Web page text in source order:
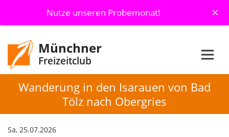
Nutze unseren Probemonat! ×
Münchner
Freizeitclub
Wanderung in den Isarauen von Bad
Tölz nach Obergries
Sa, 25.07.2026